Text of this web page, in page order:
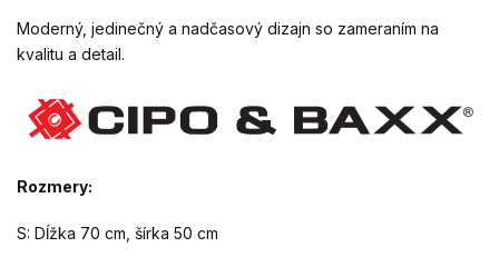
Moderný, jedinečný a nadčasový dizajn so zameraním na
kvalitu a detail.
Rozmery:
S: Dĺžka 70 cm, šírka 50 cm